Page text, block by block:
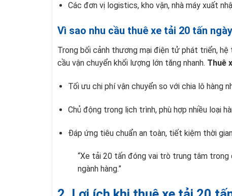
Các đơn vị logistics, kho vận, nhà máy xuất
Vì sao nhu cầu thuê xe tải 20 tấn
Trong bối cảnh thương mại điện tử phát triển, hệ
cầu vận chuyển khối lượng lớn tăng nhanh. Thuê
Tối ưu chi phí vận chuyển so với chia lô hàng
Chủ động trong lịch trình, phù hợp nhiều loại
Đáp ứng tiêu chuẩn an toàn, tiết kiệm thời
“Xe tải 20 tấn đóng vai trò trung tâm trong
ngành hàng.”